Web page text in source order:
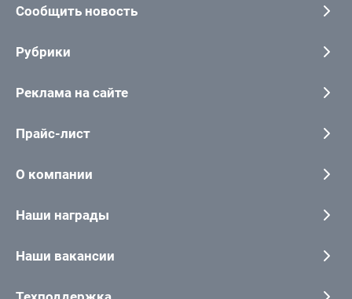
Сообщить новость
Рубрики
Реклама на сайте
Прайс-лист
О компании
Наши награды
Наши вакансии